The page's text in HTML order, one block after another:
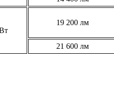
19 200 лм
21 600 лм